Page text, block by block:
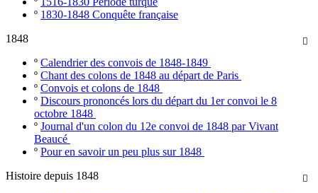
º 1830-1848 Conquête française

1848
º Calendrier des convois de 1848-1849
º Chant des colons de 1848 au départ de Paris
º Convois et colons de 1848
º Discours prononcés lors du départ du 1er convoi le 8
octobre 1848
º Journal d'un colon du 12e convoi de 1848 par Vivant
Beaucé
º Pour en savoir un peu plus sur 1848

Histoire depuis 1848